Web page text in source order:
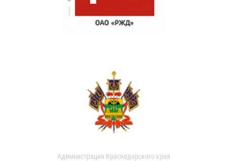
Администрация Краснодарского края